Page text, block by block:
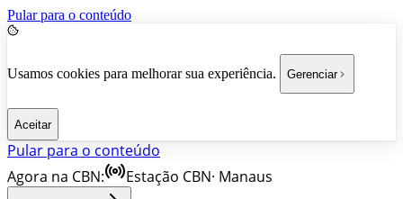
Pular para o conteúdo
Usamos cookies para melhorar sua experiência. Gerenciar
Aceitar
Pular para o conteúdo
Agora na CBN:
Estação CBN· Manaus